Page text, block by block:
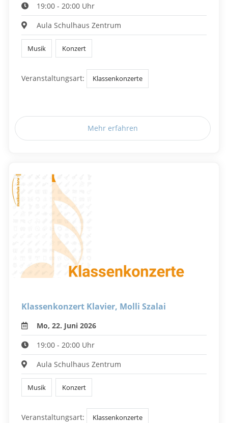
19:00 - 20:00 Uhr
Aula Schulhaus Zentrum
Musik Konzert
Veranstaltungsart: Klassenkonzerte
Mehr erfahren
Klassenkonzert Klavier, Molli Szalai
Mo, 22. Juni 2026
19:00 - 20:00 Uhr
Aula Schulhaus Zentrum
Musik Konzert
Veranstaltungsart: Klassenkonzerte